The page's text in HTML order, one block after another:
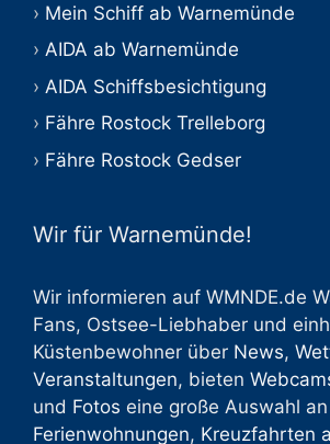
Mein Schiff ab Warnemünde
AIDA ab Warnemünde
AIDA Schiffsbesichtigung
Fähre Rostock Trelleborg
Fähre Rostock Gedser
Wir für Warnemünde!
Wir informieren auf WMNDE.de
Fans, Ostsee-Liebhaber und
Küstenbewohner über News,
Veranstaltungen, bieten
und Fotos eine große Auswahl an
Ferienwohnungen, Kreuzfahrten